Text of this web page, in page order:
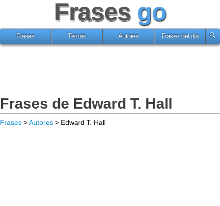
Frases go
Frases Temas Autores Frases del día
Frases de Edward T. Hall
Frases >Autores > Edward T. Hall